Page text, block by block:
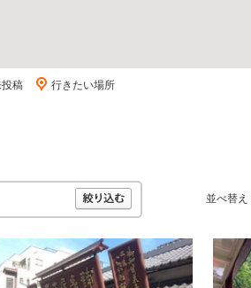
稿 行きたい場所
並べ替え